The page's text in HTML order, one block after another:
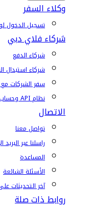
وكلاء السفر
تسجيل الدخول
شركاء فلاي دبي
شركاء الدفع
شركاء استبدال
سفر الشركات
نظام API وحساب وكيل سفر جديد
الاتصال
تواصل معنا
راسلنا عبر البريد
المساعدة
الأسئلة الشائعة
آخر التحديثات
روابط ذات صلة